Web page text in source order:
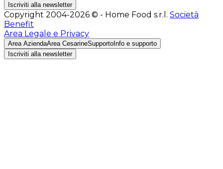
Iscriviti alla newsletter
Copyright 2004-2026 © - Home Food s.r.l. Società
Benefit
Area Legale e Privacy
Area AziendaArea CesarineSupporto Info e supporto
Iscriviti alla newsletter